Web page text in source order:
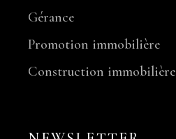
Gérance
Promotion immobilière
Construction immobilière